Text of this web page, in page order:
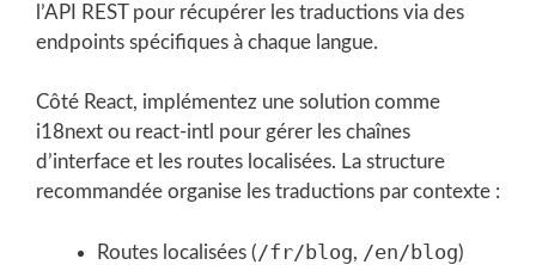
l’API REST pour récupérer les traductions via des
endpoints spécifiques à chaque langue.
Côté React, implémentez une solution comme
i18next ou react-intl pour gérer les chaînes
d’interface et les routes localisées. La structure
recommandée organise les traductions par contexte :
Routes localisées (/fr/blog, /en/blog)